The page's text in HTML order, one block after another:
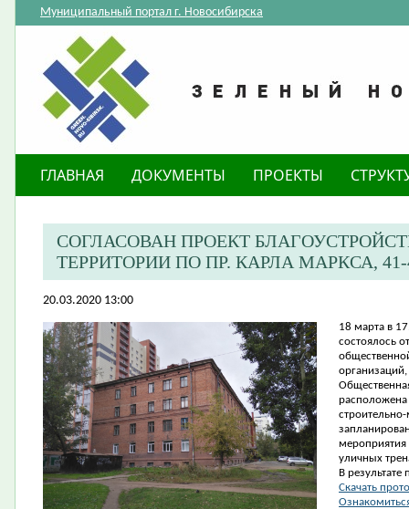
Муниципальный портал г. Новосибирска
ГЛАВНАЯ ДОКУМЕНТЫ ПРОЕКТЫ
СОГЛАСОВАН ПРОЕКТ
ТЕРРИТОРИИ ПО ПР. КАРЛА МАРКСА, 41-
20.03.2020 13:00
18 марта в
состоялось
мероприятия
уличных
В
Скачать